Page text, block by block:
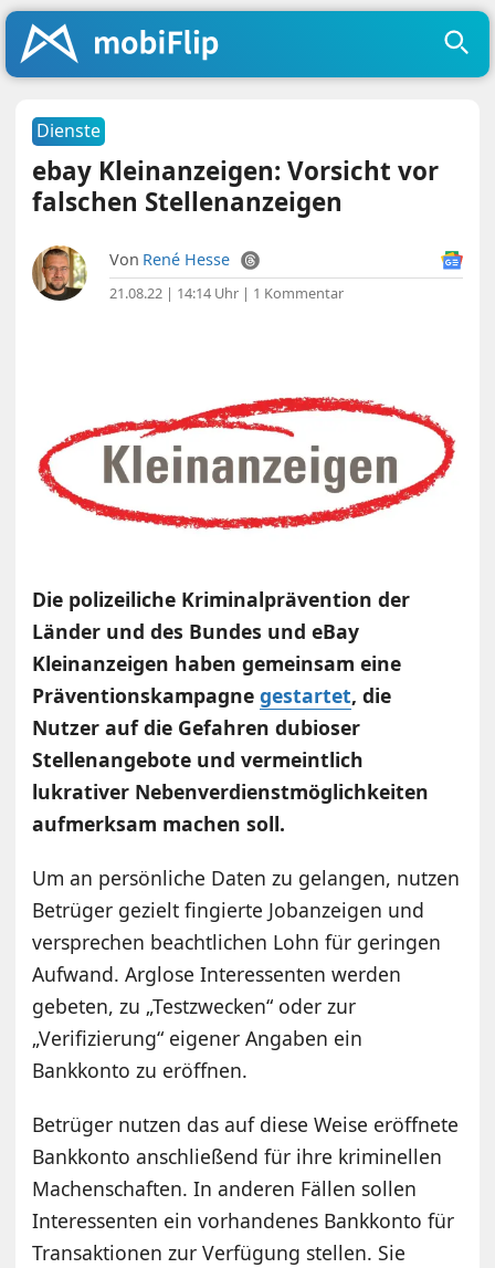
Dienste
ebay Kleinanzeigen: Vorsicht vor
falschen Stellenanzeigen
Von René Hesse
21.08.22 | 14:14 Uhr | 1 Kommentar
Die polizeiliche Kriminalprävention der
Länder und des Bundes und eBay
Kleinanzeigen haben gemeinsam eine
Präventionskampagnegestartet, die
Nutzer auf die Gefahren dubioser
Stellenangebote und vermeintlich
lukrativer Nebenverdienstmöglichkeiten
aufmerksam machen soll.
Um an persönliche Daten zu gelangen, nutzen
Betrüger gezielt fingierte Jobanzeigen und
versprechen beachtlichen Lohn für geringen
Aufwand. Arglose Interessenten werden
gebeten, zu „Testzwecken“ oder zur
„Verifizierung“ eigener Angaben ein
Bankkonto zu eröffnen.
Betrüger nutzen das auf diese Weise eröffnete
Bankkonto anschließend für ihre kriminellen
Machenschaften. In anderen Fällen sollen
Interessenten ein vorhandenes Bankkonto für
Transaktionen zur Verfügung stellen. Sie